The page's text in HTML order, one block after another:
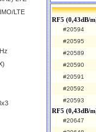
LTE
RF5 (0,43dB/
#20594
#20595
#20589
#20590
#20591
#20592
#20593
RF5 (0,43dB/
#20647